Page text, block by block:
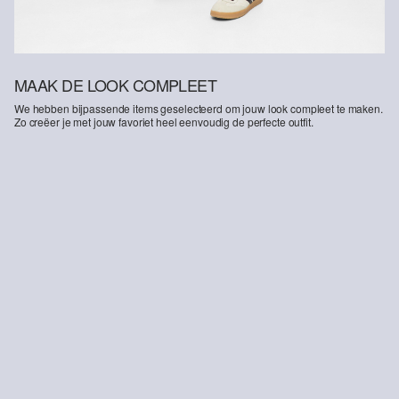
MAAK DE LOOK COMPLEET
We hebben bijpassende items geselecteerd om jouw look compleet te maken.
Zo creëer je met jouw favoriet heel eenvoudig de perfecte outfit.